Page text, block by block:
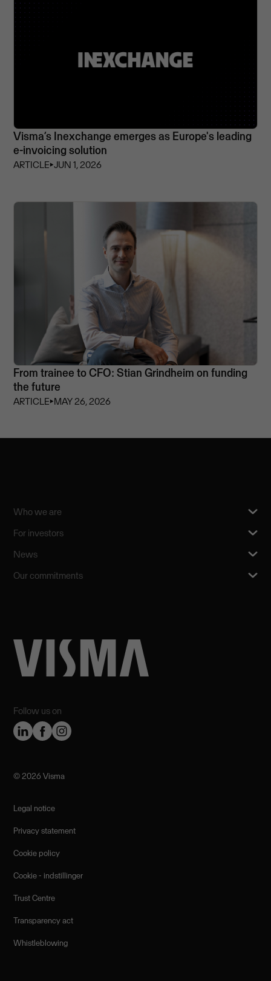
Visma’s Inexchange emerges as Europe's leading
e-invoicing solution
ARTICLE⏵JUN 1, 2026
From trainee to CFO: Stian Grindheim on funding
the future
ARTICLE⏵MAY 26, 2026
Follow us on
Who we are
For investors
News
Our commitments
©️ 2026 Visma
Legal notice
Privacy statement
Cookie policy
Cookie - indstillinger
Trust Centre
Transparency act
Whistleblowing